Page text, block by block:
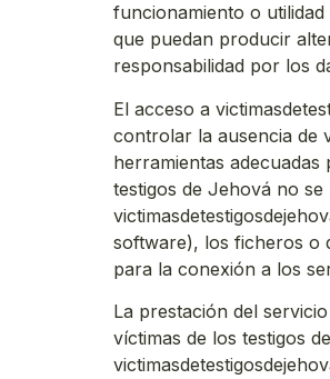
funcionamiento o
que puedan producir
responsabilidad por los
El acceso a
controlar la ausencia de
herramientas
testigos de Jehová no
software), los ficheros o
para la conexión a los
La prestación del
víctimas de los testigos